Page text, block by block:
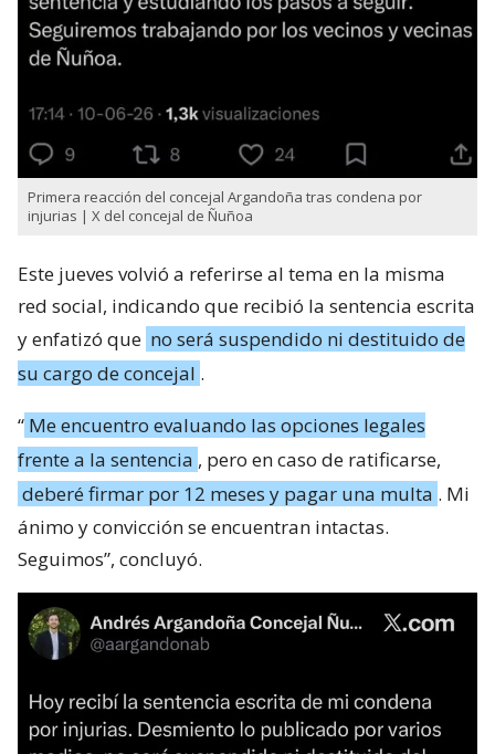
Primera reacción del concejal Argandoña tras condena por
injurias | X del concejal de Ñuñoa
Este jueves volvió a referirse al tema en la misma
red social, indicando que recibió la sentencia escrita
y enfatizó que no será suspendido ni destituido de
su cargo de concejal .
“ Me encuentro evaluando las opciones legales
frente a la sentencia , pero en caso de ratificarse,
deberé firmar por 12 meses y pagar una multa . Mi
ánimo y convicción se encuentran intactas.
Seguimos”, concluyó.